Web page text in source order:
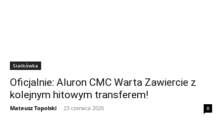
Siatkówka
Oficjalnie: Aluron CMC Warta Zawiercie z
kolejnym hitowym transferem!
Mateusz Topolski - 23 czerwca 2026 0